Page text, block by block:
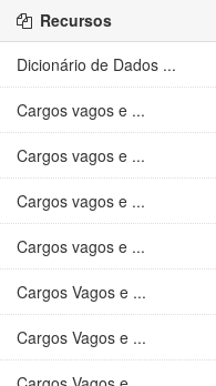
Recursos
Dicionário de Dados ...
Cargos vagos e ...
Cargos vagos e ...
Cargos vagos e ...
Cargos vagos e ...
Cargos Vagos e ...
Cargos Vagos e ...